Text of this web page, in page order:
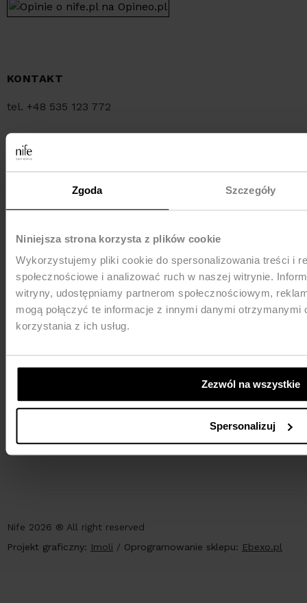
Zgoda Szczegóły
Niniejsza strona korzysta z plików cookie
Wykorzystujemy pliki cookie do spersonalizowania treści i
społecznościowe i analizować ruch w naszej witrynie.
witryny, udostępniamy partnerom społecznościowym,
mogą połączyć te informacje z innymi danymi
korzystania z ich usług.
Zezwól na wszystkie
Spersonalizuj
KONTAKT
tel. +48 535 123 772
tel. +48 34 321 30 55
MEDIA e-mail:pr@nife.pl
WYSYŁKA
PŁATNOŚCI
Nife 2026 ® All right reserved
Projekt graficzny: Imoli / Oprogramowanie sklepu: Ebexo.pl